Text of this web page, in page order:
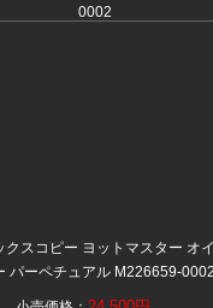
クスコピー ヨットマスター オ
パーペチュアル M226659-